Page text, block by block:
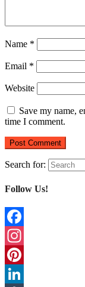
Name *
Email *
Website
Save my name,
time I comment.
Search for:
Follow Us!
Facebook
Instagram
Pinterest